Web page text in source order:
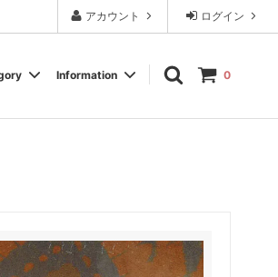
ログイン
アカウント
0
Information